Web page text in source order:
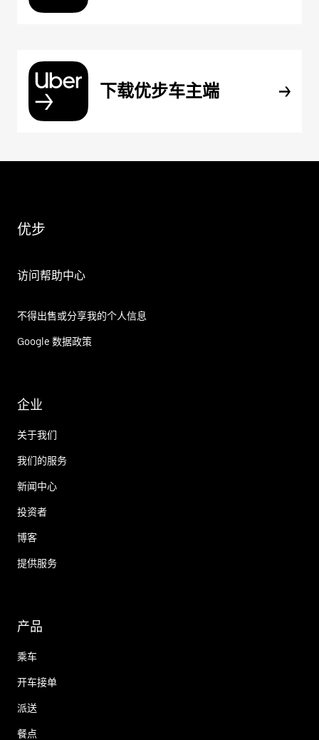
下载优步车主端
优步
访问帮助中心
不得出售或分享我的个人信息
Google 数据政策
企业
关于我们
我们的服务
新闻中心
投资者
博客
提供服务
产品
乘车
开车接单
派送
餐点